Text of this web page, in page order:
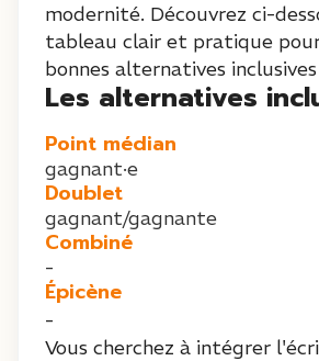
modernité. Découvrez ci-
tableau clair et pratique
bonnes alternatives
Les alternatives
Point médian
gagnant·e
Doublet
gagnant/gagnante
Combiné
-
Épicène
-
Vous cherchez à intégrer